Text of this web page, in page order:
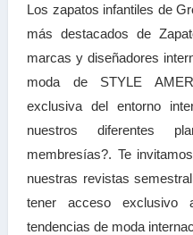
Los zapatos infantiles de
más destacados de
marcas y diseñadores
moda de STYLE
exclusiva del entorno
nuestros diferentes
membresías?. Te
nuestras revistas
tener acceso exclusivo
tendencias de moda